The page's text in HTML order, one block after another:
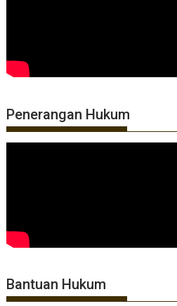
Penerangan Hukum
Bantuan Hukum